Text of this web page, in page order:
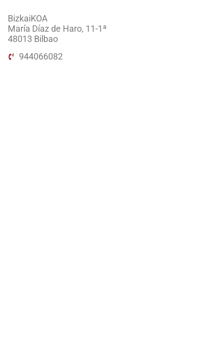
BizkaiKOA
María Díaz de Haro, 11-1ª
48013 Bilbao
944066082